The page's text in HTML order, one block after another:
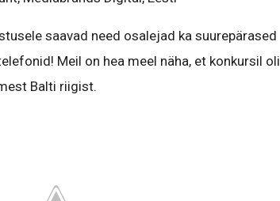
saavad need osalejad ka suurepärased
Meil on hea meel näha, et konkursil oli
Balti riigist.